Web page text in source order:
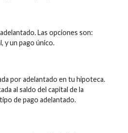
Las opciones son:
y un pago único.
por adelantado en tu hipoteca.
al saldo del capital de la
de pago adelantado.